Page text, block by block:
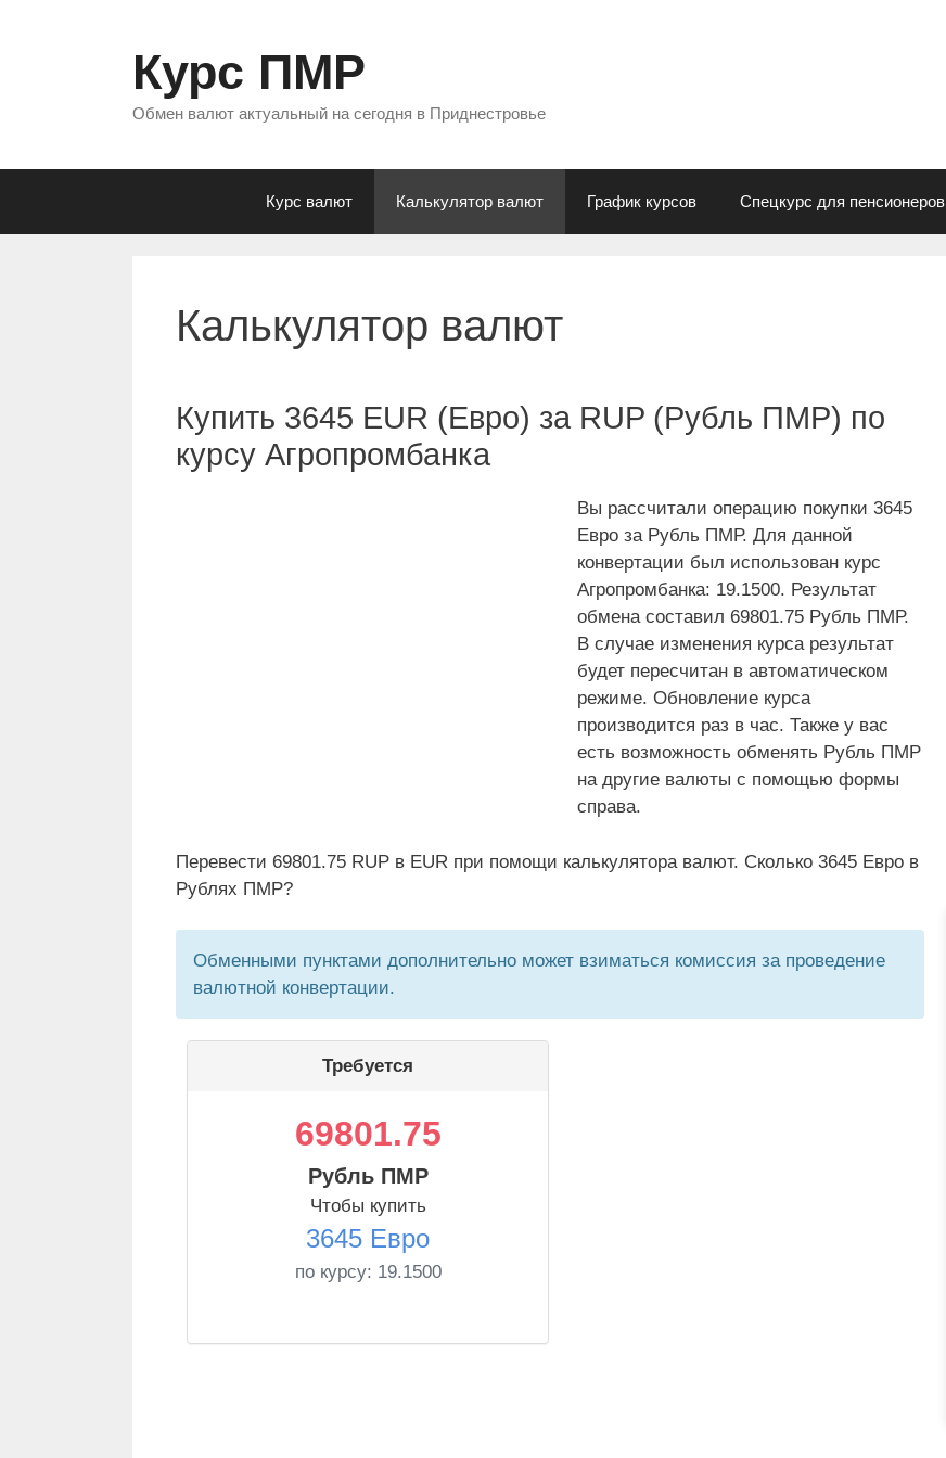
Курс ПМР
Обмен валют актуальный на сегодня в Приднестровье
Курс валют Калькулятор валют График курсов Спецкурс для пенсионеров
Калькулятор валют
Купить 3645 EUR (Евро) за RUP (Рубль ПМР) по
курсу Агропромбанка
Вы рассчитали операцию покупки 3645
Евро за Рубль ПМР. Для данной
конвертации был использован курс
Агропромбанка: 19.1500. Результат
обмена составил 69801.75 Рубль ПМР.
В случае изменения курса результат
будет пересчитан в автоматическом
режиме. Обновление курса
производится раз в час. Также у вас
есть возможность обменять Рубль ПМР
на другие валюты с помощью формы
справа.
Перевести 69801.75 RUP в EUR при помощи калькулятора валют. Сколько 3645 Евро в
Рублях ПМР?
Обменными пунктами дополнительно может взиматься комиссия за проведение
валютной конвертации.
Требуется
69801.75
Рубль ПМР
Чтобы купить
3645 Евро
по курсу: 19.1500